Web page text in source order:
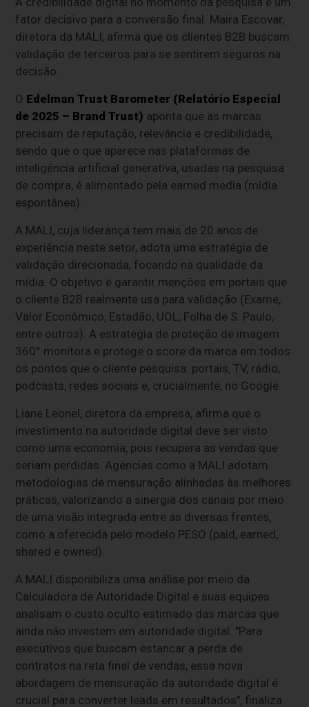
fator decisivo para a conversão final. Maira Escovar,
diretora da MALI, afirma que os clientes B2B buscam
validação de terceiros para se sentirem seguros na
decisão.
O Edelman Trust Barometer (Relatório Especial
de 2025 – Brand Trust) aponta que as marcas
precisam de reputação, relevância e credibilidade,
sendo que o que aparece nas plataformas de
inteligência artificial generativa, usadas na pesquisa
de compra, é alimentado pela earned media (mídia
espontânea).
A MALI, cuja liderança tem mais de 20 anos de
experiência neste setor, adota uma estratégia de
validação direcionada, focando na qualidade da
mídia. O objetivo é garantir menções em portais que
o cliente B2B realmente usa para validação (Exame,
Valor Econômico, Estadão, UOL, Folha de S. Paulo,
entre outros). A estratégia de proteção de imagem
360° monitora e protege o score da marca em todos
os pontos que o cliente pesquisa: portais, TV, rádio,
podcasts, redes sociais e, crucialmente, no Google.
Liane Leonel, diretora da empresa, afirma que o
investimento na autoridade digital deve ser visto
como uma economia, pois recupera as vendas que
seriam perdidas. Agências como a MALI adotam
metodologias de mensuração alinhadas às melhores
práticas, valorizando a sinergia dos canais por meio
de uma visão integrada entre as diversas frentes,
como a oferecida pelo modelo PESO (paid, earned,
shared e owned).
A MALI disponibiliza uma análise por meio da
Calculadora de Autoridade Digital e suas equipes
analisam o custo oculto estimado das marcas que
ainda não investem em autoridade digital. "Para
executivos que buscam estancar a perda de
contratos na reta final de vendas, essa nova
abordagem de mensuração da autoridade digital é
crucial para converter leads em resultados", finaliza